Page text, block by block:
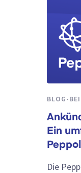
BLOG-
Ein
Die